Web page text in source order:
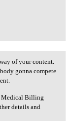
of your content.
gonna compete
Medical Billing
details and